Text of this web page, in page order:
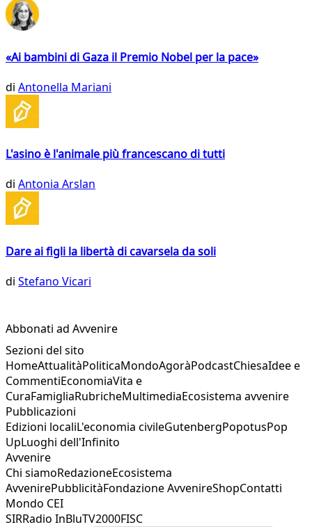
«Ai bambini di Gaza il Premio Nobel per la pace»
di Antonella Mariani
L'asino è l'animale più francescano di tutti
di Antonia Arslan
Dare ai figli la libertà di cavarsela da soli
di Stefano Vicari
Abbonati ad Avvenire
Sezioni del sito
HomeAttualitàPoliticaMondoAgoràPodcastChiesaIdee e
CommentiEconomiaVita e
CuraFamigliaRubricheMultimediaEcosistema avvenire
Pubblicazioni
Edizioni localiL'economia civileGutenbergPopotusPop
UpLuoghi dell'Infinito
Avvenire
Chi siamoRedazioneEcosistema
AvvenirePubblicitàFondazione AvvenireShopContatti
Mondo CEI
SIRRadio InBluTV2000FISC